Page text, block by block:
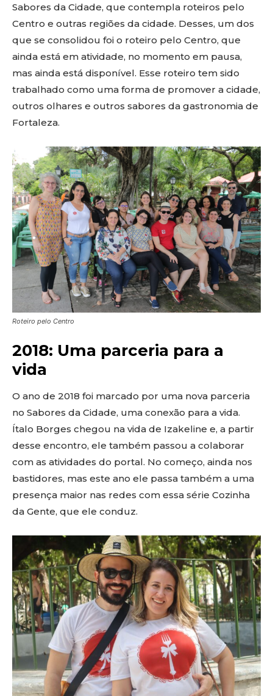
Sabores da Cidade, que contempla roteiros pelo
Centro e outras regiões da cidade. Desses, um dos
que se consolidou foi o roteiro pelo Centro, que
ainda está em atividade, no momento em pausa,
mas ainda está disponível. Esse roteiro tem sido
trabalhado como uma forma de promover a cidade,
outros olhares e outros sabores da gastronomia de
Fortaleza.
Roteiro pelo Centro
2018: Uma parceria para a
vida
O ano de 2018 foi marcado por uma nova parceria
no Sabores da Cidade, uma conexão para a vida.
Ítalo Borges chegou na vida de Izakeline e, a partir
desse encontro, ele também passou a colaborar
com as atividades do portal. No começo, ainda nos
bastidores, mas este ano ele passa também a uma
presença maior nas redes com essa série Cozinha
da Gente, que ele conduz.